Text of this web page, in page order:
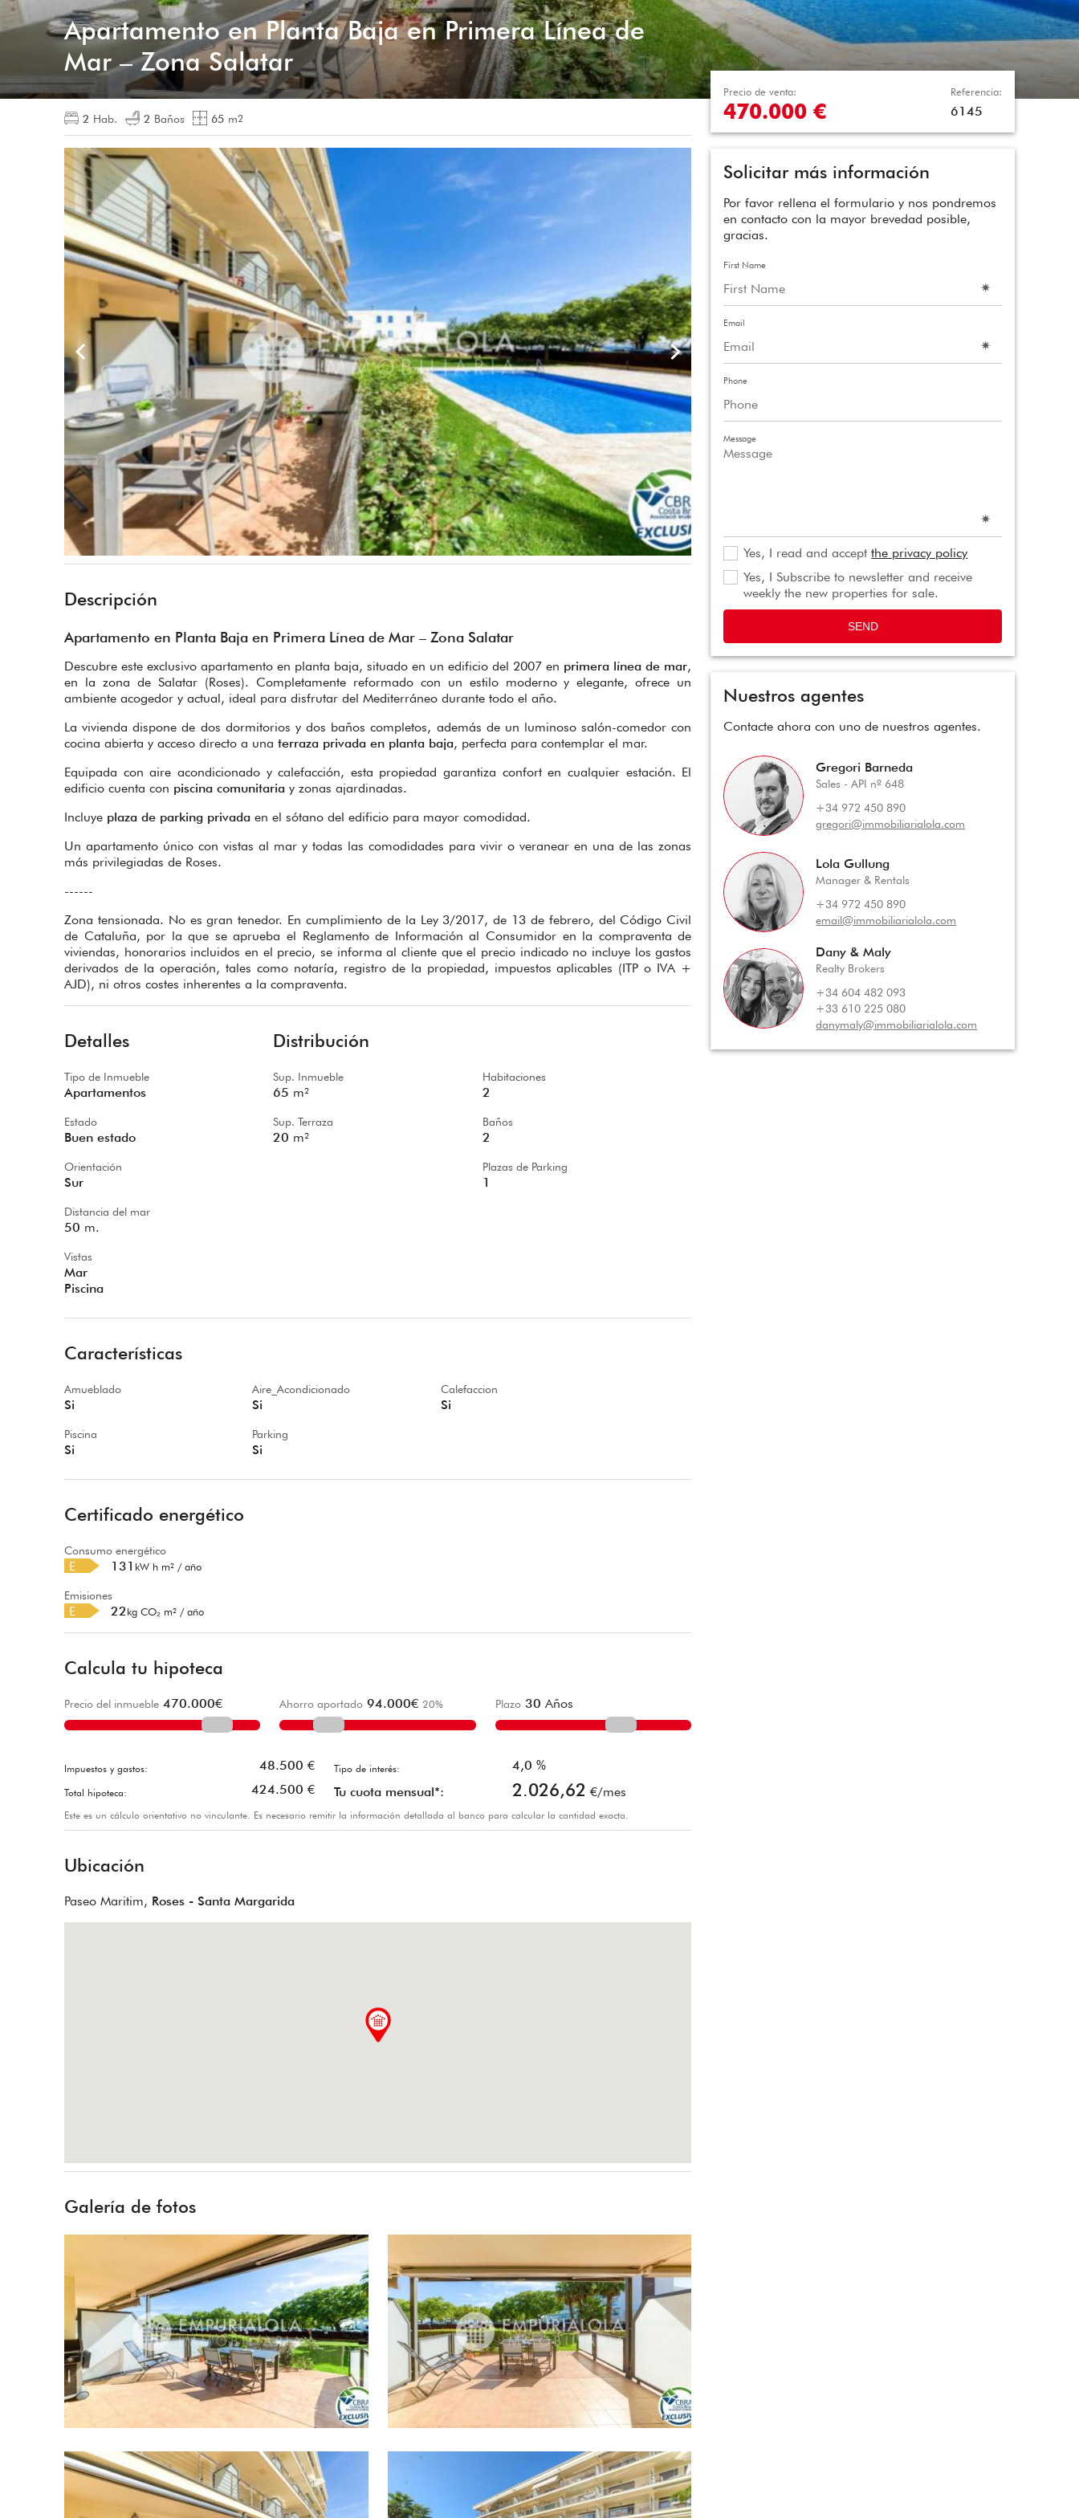
Apartamento en Planta Baja en Primera Línea de
Mar – Zona Salatar
2 Hab. 2 Baños 65 m2
Descripción
Apartamento en Planta Baja en Primera Línea de Mar – Zona Salatar
Descubre este exclusivo apartamento en planta baja, situado en un edificio del 2007 en primera línea de mar,
en la zona de Salatar (Roses). Completamente reformado con un estilo moderno y elegante, ofrece un
ambiente acogedor y actual, ideal para disfrutar del Mediterráneo durante todo el año.
La vivienda dispone de dos dormitorios y dos baños completos, además de un luminoso salón-comedor con
cocina abierta y acceso directo a una terraza privada en planta baja, perfecta para contemplar el mar.
Equipada con aire acondicionado y calefacción, esta propiedad garantiza confort en cualquier estación. El
edificio cuenta con piscina comunitaria y zonas ajardinadas.
Incluye plaza de parking privada en el sótano del edificio para mayor comodidad.
Un apartamento único con vistas al mar y todas las comodidades para vivir o veranear en una de las zonas
más privilegiadas de Roses.
------
Zona tensionada. No es gran tenedor. En cumplimiento de la Ley 3/2017, de 13 de febrero, del Código Civil
de Cataluña, por la que se aprueba el Reglamento de Información al Consumidor en la compraventa de
viviendas, honorarios incluidos en el precio, se informa al cliente que el precio indicado no incluye los gastos
derivados de la operación, tales como notaría, registro de la propiedad, impuestos aplicables (ITP o IVA +
AJD), ni otros costes inherentes a la compraventa.
Detalles
Tipo de Inmueble
Apartamentos
Estado
Buen estado
Orientación
Sur
Distancia del mar
50 m.
Vistas
Mar
Piscina
Distribución
Sup. Inmueble
65 m²
Sup. Terraza
20 m²
Habitaciones
2
Baños
2
Plazas de Parking
1
Características
Amueblado
Si
Aire_Acondicionado
Si
Calefaccion
Si
Piscina
Si
Parking
Si
Certificado energético
Consumo energético
E 131 kW h m² / año
Emisiones
E 22kg CO₂ m² / año
Calcula tu hipoteca
Precio del inmueble 470.000€ Ahorro aportado 94.000€ 20% Plazo 30 Años
Impuestos y gastos: 48.500 €
Total hipoteca: 424.500 €
Tipo de interés: 4,0 %
Tu cuota mensual*:
2.026,62 €/mes
Este es un cálculo orientativo no vinculante. Es necesario remitir la información detallada al banco para calcular la cantidad exacta.
Ubicación
Paseo Maritim, Roses - Santa Margarida
Galería de fotos
Precio de venta:
470.000 €
Referencia:
6145
Solicitar más información
Por favor rellena el formulario y nos pondremos
en contacto con la mayor brevedad posible,
gracias.
First Name
Email
Phone
Message
Yes, I read and acceptthe privacy policy
Yes, I Subscribe to newsletter and receive
weekly the new properties for sale.
SEND
Nuestros agentes
Contacte ahora con uno de nuestros agentes.
Gregori Barneda
Sales - API nº 648
+34 972 450 890
gregori@immobiliarialola.com
Lola Gullung
Manager & Rentals
+34 972 450 890
email@immobiliarialola.com
Dany & Maly
Realty Brokers
+34 604 482 093
+33 610 225 080
danymaly@immobiliarialola.com